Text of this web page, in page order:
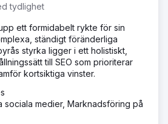
tydlighet
ett formidabelt rykte för sin
ständigt föränderliga
styrka ligger i ett holistiskt,
till SEO som prioriterar
kortsiktiga vinster.
sociala medier, Marknadsföring på